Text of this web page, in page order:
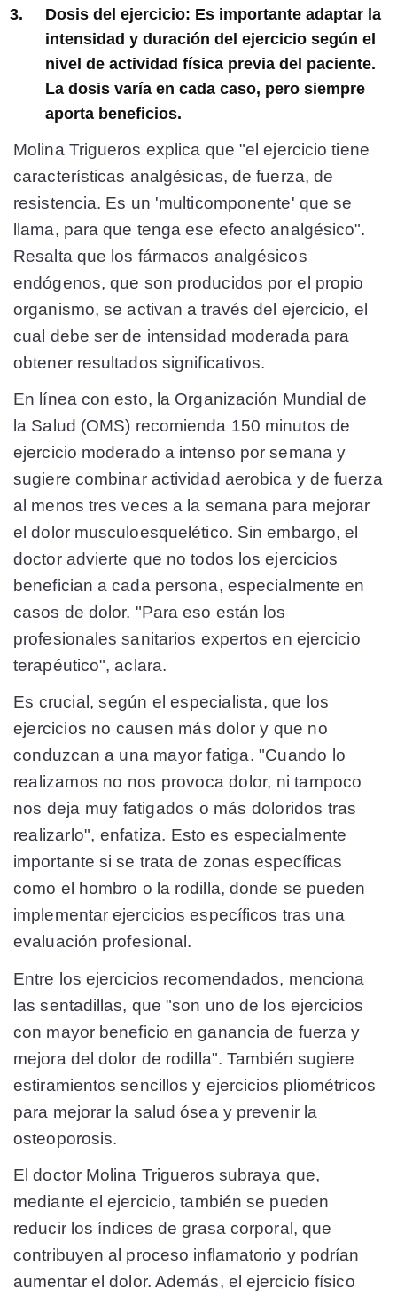
Dosis del ejercicio: Es importante adaptar la
intensidad y duración del ejercicio según el
nivel de actividad física previa del paciente.
La dosis varía en cada caso, pero siempre
aporta beneficios.
Molina Trigueros explica que "el ejercicio tiene
características analgésicas, de fuerza, de
resistencia. Es un 'multicomponente' que se
llama, para que tenga ese efecto analgésico".
Resalta que los fármacos analgésicos
endógenos, que son producidos por el propio
organismo, se activan a través del ejercicio, el
cual debe ser de intensidad moderada para
obtener resultados significativos.
En línea con esto, la Organización Mundial de
la Salud (OMS) recomienda 150 minutos de
ejercicio moderado a intenso por semana y
sugiere combinar actividad aerobica y de fuerza
al menos tres veces a la semana para mejorar
el dolor musculoesquelético. Sin embargo, el
doctor advierte que no todos los ejercicios
benefician a cada persona, especialmente en
casos de dolor. "Para eso están los
profesionales sanitarios expertos en ejercicio
terapéutico", aclara.
Es crucial, según el especialista, que los
ejercicios no causen más dolor y que no
conduzcan a una mayor fatiga. "Cuando lo
realizamos no nos provoca dolor, ni tampoco
nos deja muy fatigados o más doloridos tras
realizarlo", enfatiza. Esto es especialmente
importante si se trata de zonas específicas
como el hombro o la rodilla, donde se pueden
implementar ejercicios específicos tras una
evaluación profesional.
Entre los ejercicios recomendados, menciona
las sentadillas, que "son uno de los ejercicios
con mayor beneficio en ganancia de fuerza y
mejora del dolor de rodilla". También sugiere
estiramientos sencillos y ejercicios pliométricos
para mejorar la salud ósea y prevenir la
osteoporosis.
El doctor Molina Trigueros subraya que,
mediante el ejercicio, también se pueden
reducir los índices de grasa corporal, que
contribuyen al proceso inflamatorio y podrían
aumentar el dolor. Además, el ejercicio físico